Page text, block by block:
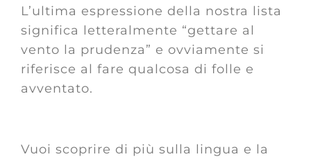
L’ultima espressione della nostra lista
significa letteralmente “gettare al
vento la prudenza” e ovviamente si
riferisce al fare qualcosa di folle e
avventato.
Vuoi scoprire di più sulla lingua e la